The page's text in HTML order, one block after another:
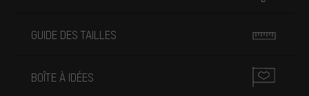
GUIDE DES TAILLES
BOÎTE À IDÉES